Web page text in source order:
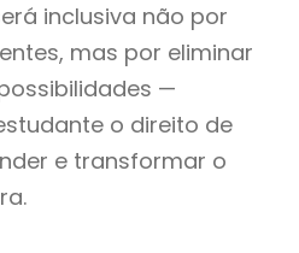
inclusiva não por
mas por eliminar
—
o direito de
e transformar o